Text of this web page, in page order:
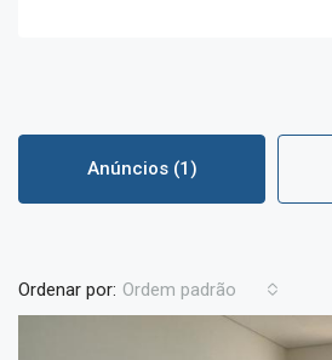
Anúncios (1)
Ordenar por: Ordem padrão